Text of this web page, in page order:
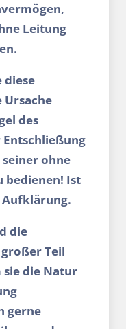
Leitung
diese
des
Entschließung
ohne
bedienen! Ist
Aufklärung.
die
Teil
sie die Natur
gerne